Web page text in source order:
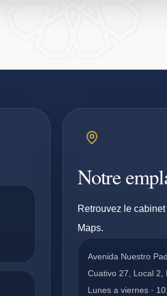
Notre
Retrouvez le
Maps.
Avenida Nuestro
Cuativo 27, Local 2,
Lunes a viernes ·